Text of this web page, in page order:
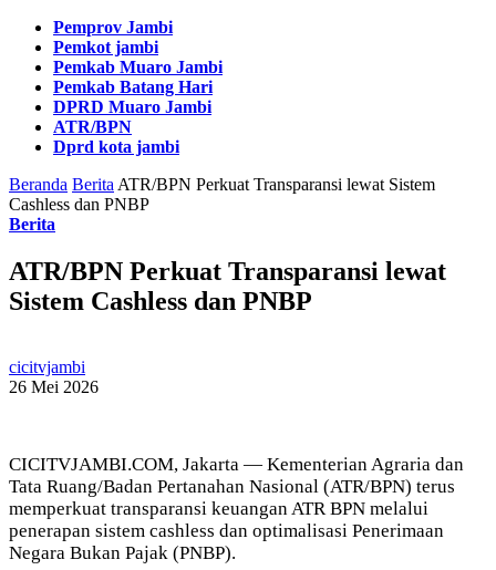
Pemprov Jambi
Pemkot jambi
Pemkab Muaro Jambi
Pemkab Batang Hari
DPRD Muaro Jambi
ATR/BPN
Dprd kota jambi
Beranda Berita ATR/BPN Perkuat Transparansi lewat Sistem
Cashless dan PNBP
Berita
ATR/BPN Perkuat Transparansi lewat
Sistem Cashless dan PNBP
cicitvjambi
26 Mei 2026
CICITVJAMBI.COM, Jakarta — Kementerian Agraria dan
Tata Ruang/Badan Pertanahan Nasional (ATR/BPN) terus
memperkuat transparansi keuangan ATR BPN melalui
penerapan sistem cashless dan optimalisasi Penerimaan
Negara Bukan Pajak (PNBP).